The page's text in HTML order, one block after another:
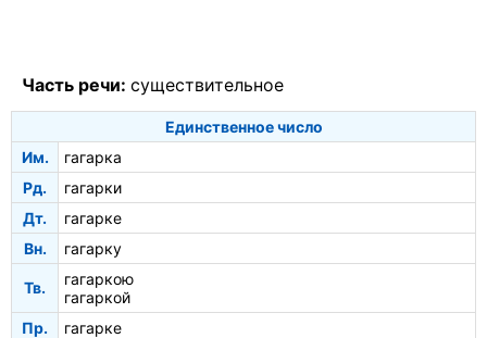
Часть речи: существительное
Единственное число
Им.
гагарка
Рд.
гагарки
Дт.
гагарке
Вн.
гагарку
Тв.
гагаркою
гагаркой
Пр.
гагарке